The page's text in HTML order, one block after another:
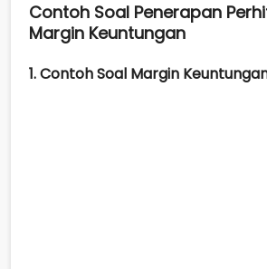
Contoh Soal Penerapan
Margin Keuntungan
1. Contoh Soal Margin